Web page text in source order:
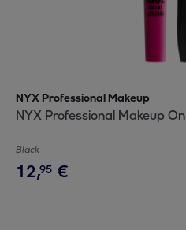
NYX Professional Makeup
NYX Professional Makeup
Black
12,95 €